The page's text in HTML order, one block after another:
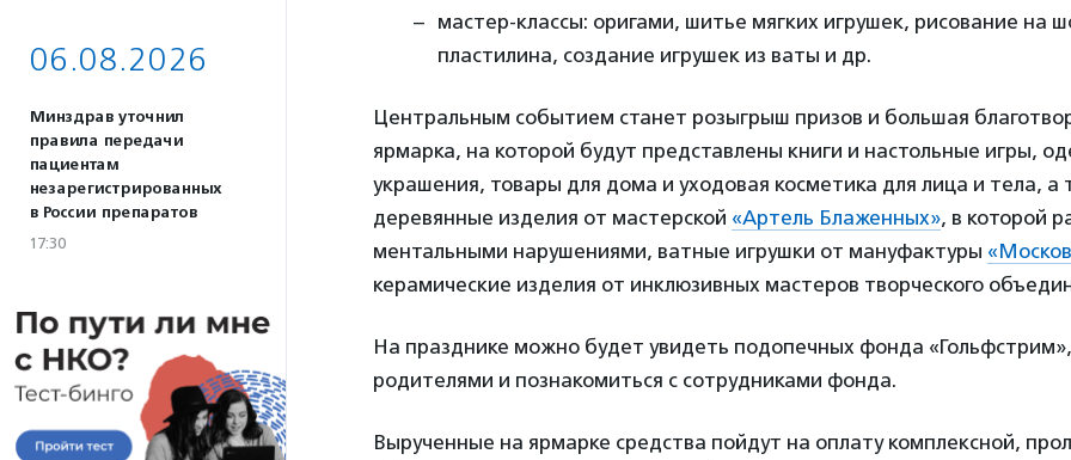
06.08.2026
Минздрав уточнил
правила передачи
пациентам
незарегистрированных
в России препаратов
17:30
мастер-классы: оригами, шитье мягких игрушек, рисование на
пластилина, создание игрушек из ваты и др.
Центральным событием станет розыгрыш призов и большая
ярмарка, на которой будут представлены книги и настольные игры,
украшения, товары для дома и уходовая косметика для лица и тела, а
деревянные изделия от мастерской «Артель Блаженных», в которой
ментальными нарушениями, ватные игрушки от мануфактуры
керамические изделия от инклюзивных мастеров творческого
На празднике можно будет увидеть подопечных фонда «Гольфстрим»,
родителями и познакомиться с сотрудниками фонда.
Вырученные на ярмарке средства пойдут на оплату комплексной,